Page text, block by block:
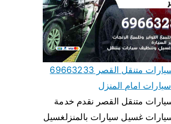
غسيل سيارات متنقل القصر 69663233
امام المنزل
متنقل القصر نقدم خدمة
غسيل سيارات بالمنزلغسيل